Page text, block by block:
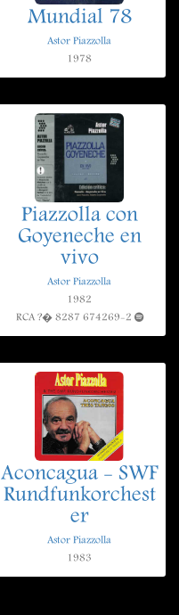
Mundial 78
Astor Piazzolla
1978
Piazzolla con
Goyeneche en
vivo
Astor Piazzolla
1982
RCA ?� 8287 674269-2
Aconcagua - SWF
Rundfunkorchest
er
Astor Piazzolla
1983